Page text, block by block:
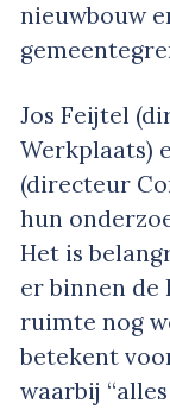
nieuwbouw
Jos Feijtel
Werkplaats)
(directeur
hun
Het is
er binnen de
ruimte nog
betekent
waarbij